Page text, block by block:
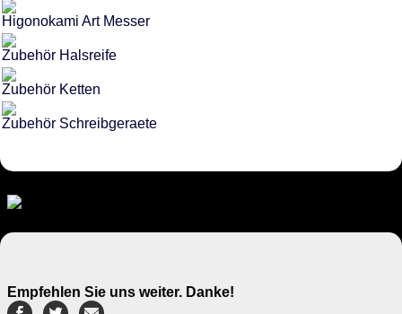
Higonokami Art Messer
Zubehör Halsreife
Zubehör Ketten
Zubehör Schreibgeraete
Empfehlen Sie uns weiter. Danke!